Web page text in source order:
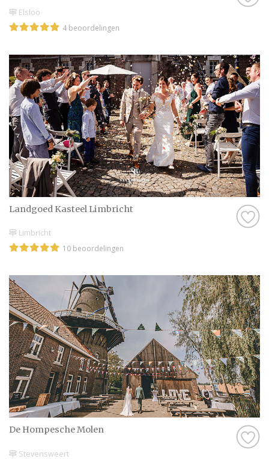
Elsloo
4 beoordelingen
Landgoed Kasteel Limbricht
Limbricht
10 beoordelingen
De Hompesche Molen
Stevensweert